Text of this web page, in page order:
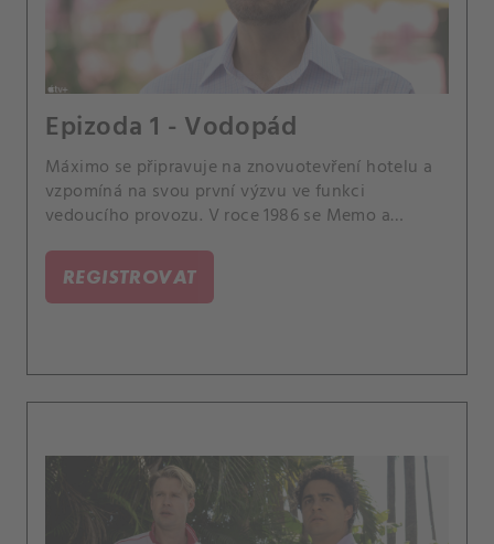
Epizoda 1 - Vodopád
Máximo se připravuje na znovuotevření hotelu a
vzpomíná na svou první výzvu ve funkci
vedoucího provozu. V roce 1986 se Memo a
REGISTROVAT